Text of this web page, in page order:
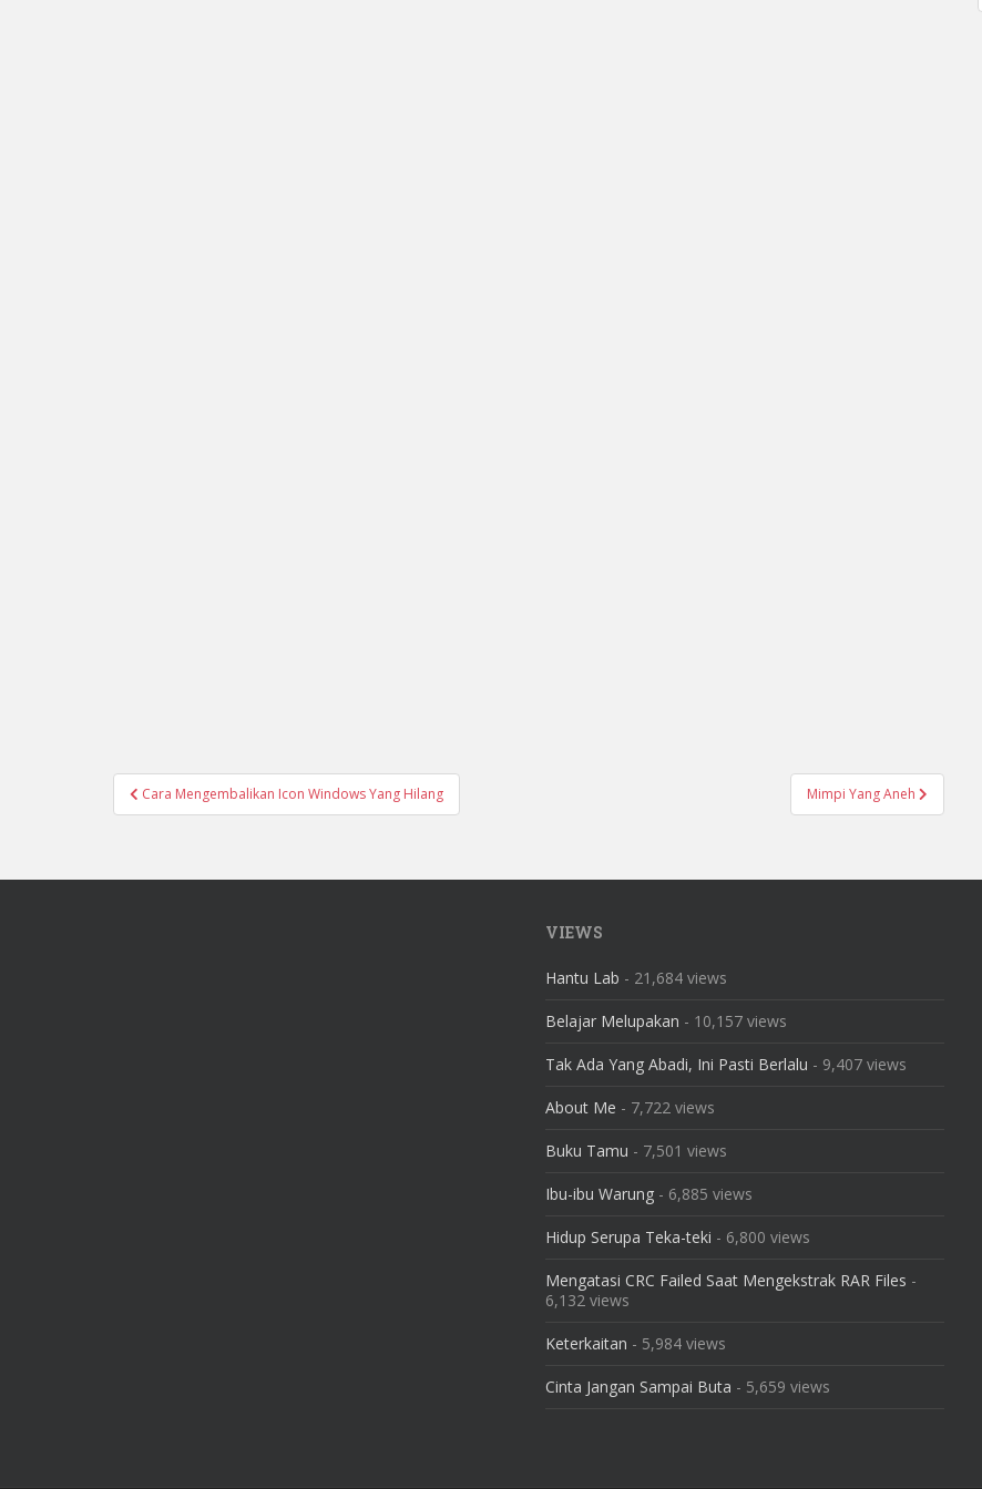
Navigasi
pos
Cara Mengembalikan Icon Windows Yang Hilang Mimpi Yang Aneh
VIEWS
Hantu Lab - 21,684 views
Belajar Melupakan - 10,157 views
Tak Ada Yang Abadi, Ini Pasti Berlalu - 9,407 views
About Me - 7,722 views
Buku Tamu - 7,501 views
Ibu-ibu Warung - 6,885 views
Hidup Serupa Teka-teki - 6,800 views
Mengatasi CRC Failed Saat Mengekstrak RAR Files -
6,132 views
Keterkaitan - 5,984 views
Cinta Jangan Sampai Buta - 5,659 views